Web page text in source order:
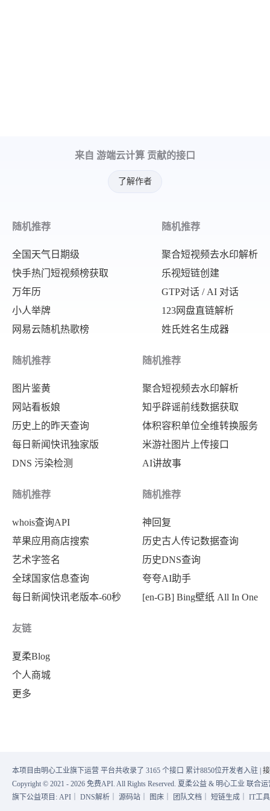
来自 游端云计算 贡献的接口
了解作者
随机推荐
全国天气日期级
快手热门短视频榜获取
万年历
小人举牌
网易云随机热歌榜
随机推荐
聚合短视频去水印解析
乐视短链创建
GTP对话 / AI 对话
123网盘直链解析
姓氏姓名生成器
随机推荐
图片鉴黄
网站看板娘
历史上的昨天查询
每日新闻快讯独家版
DNS 污染检测
随机推荐
聚合短视频去水印解析
知乎辟谣前线数据获取
体积容积单位全维转换服务
米游社图片上传接口
AI讲故事
随机推荐
whois查询API
苹果应用商店搜索
艺术字签名
全球国家信息查询
每日新闻快讯老版本-60秒
随机推荐
神回复
历史古人传记数据查询
历史DNS查询
夸夸AI助手
[en-GB] Bing壁纸 All In One
友链
夏柔Blog
个人商城
更多
本项目由明心工业旗下运营 平台共收录了 3165 个接口 累计8850位开发者入驻 |
Copyright © 2021 - 2026 免费API. All Rights Reserved. 夏柔公益 & 明心工业 联合
旗下公益项目: API DNS解析 源码站 图床 团队文档 短链生成 IT工